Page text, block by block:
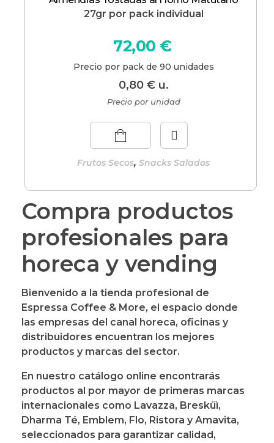
27gr por pack individual
0,80 €u.
72,00€
Precio por pack de 90 unidades
Frutos Secos,Snacks Salados
Precio por unidad
Compra productos
profesionales para
horeca y vending
Bienvenido a la tienda profesional de
Espressa Coffee & More, el espacio donde
las empresas del canal horeca, oficinas y
distribuidores encuentran los mejores
productos y marcas del sector.
En nuestro catálogo online encontrarás
productos al por mayor de primeras marcas
internacionales como Lavazza, Bresküì,
Dharma Té, Emblem, Flo, Ristora y Amavita,
seleccionados para garantizar calidad,